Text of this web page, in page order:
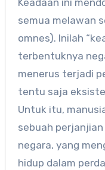
Keadaan ini
semua melawan
omnes). Inilah
terbentuknya
menerus terjadi
tentu saja
Untuk itu,
sebuah
negara, yang
hidup dalam